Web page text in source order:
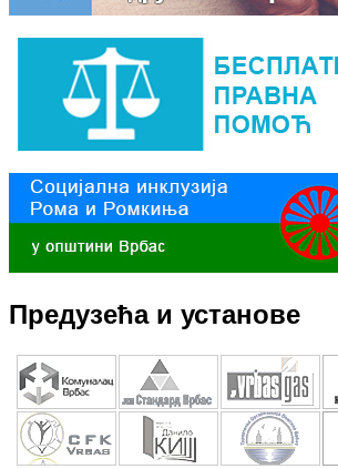
Предузећа и установе